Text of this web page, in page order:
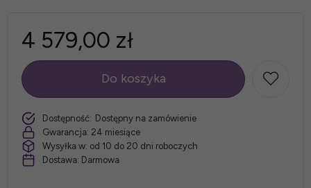
4 579,00 zł
szt.
Do koszyka
Dostępność: Dostępny na zamówienie
Gwarancja: 24 miesiące
Wysyłka w: od 10 do 20 dni roboczych
Dostawa: Darmowa